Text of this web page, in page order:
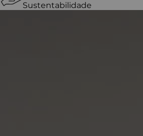
Sustentabilidade